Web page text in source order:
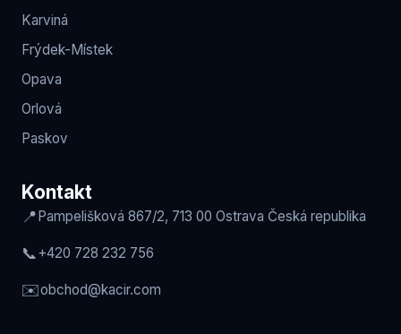
Karviná
Frýdek-Místek
Opava
Orlová
Paskov
Kontakt
📍Pampelišková 867/2, 713 00 Ostrava Česká republika
📞+420 728 232 756
✉️obchod@kacir.com